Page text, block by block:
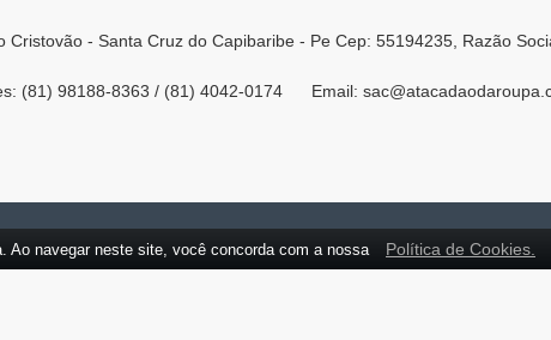
- Santa Cruz do Capibaribe - Pe Cep: 55194235, Razão
(81) 98188-8363 / (81) 4042-0174 Email:
Ao navegar neste site, você concorda com a nossa Política de Cookies.